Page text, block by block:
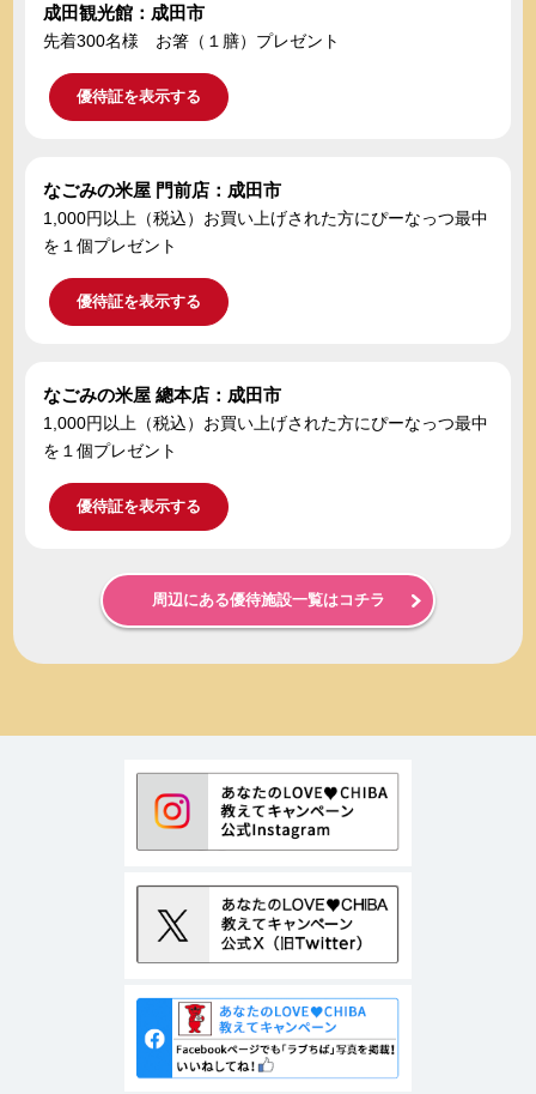
成田観光館：成田市
先着300名様 お箸（１膳）プレゼント
優待証を表示する
なごみの米屋 門前店：成田市
1,000円以上（税込）お買い上げされた方にぴーなっつ最中
を１個プレゼント
優待証を表示する
なごみの米屋 總本店：成田市
1,000円以上（税込）お買い上げされた方にぴーなっつ最中
を１個プレゼント
優待証を表示する
周辺にある優待施設一覧はコチラ